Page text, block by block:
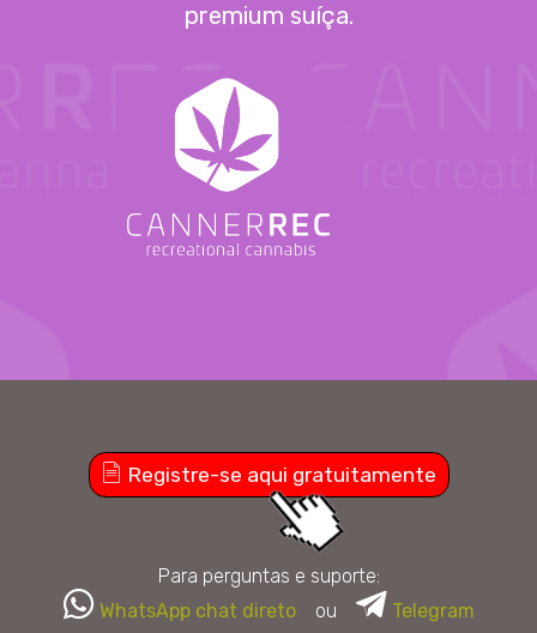
premium suíça.
Registre-se aqui gratuitamente
Para perguntas e suporte:
WhatsApp chat diretoou Telegram